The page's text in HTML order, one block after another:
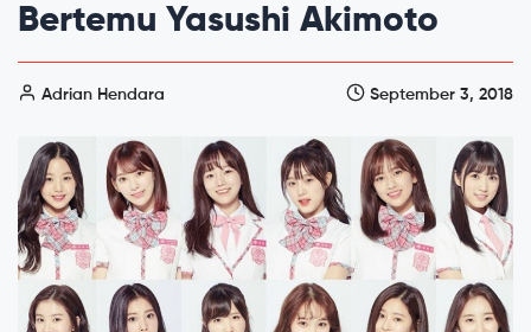
Bertemu Yasushi Akimoto
Adrian Hendara September 3, 2018